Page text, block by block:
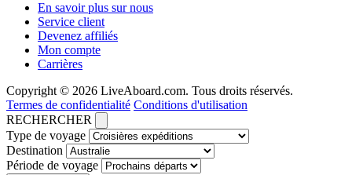
En savoir plus sur nous
Service client
Devenez affiliés
Mon compte
Carrières
Copyright © 2026 LiveAboard.com. Tous droits réservés.
Termes de confidentialité Conditions d'utilisation
RECHERCHER
Type de voyage
Destination
Période de voyage